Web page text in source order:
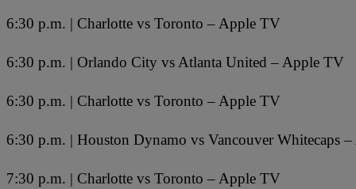
6:30 p.m. | Charlotte vs Toronto – Apple TV
6:30 p.m. | Orlando City vs Atlanta United – Apple TV
6:30 p.m. | Charlotte vs Toronto – Apple TV
6:30 p.m. | Houston Dynamo vs Vancouver Whitecaps
7:30 p.m. | Charlotte vs Toronto – Apple TV